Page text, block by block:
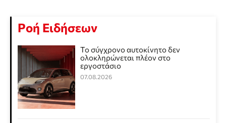
Ροή Ειδήσεων
Το σύγχρονο αυτοκίνητο δεν
ολοκληρώνεται πλέον στο
εργοστάσιο
07.08.2026